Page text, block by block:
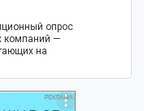
опрос
компаний —
на